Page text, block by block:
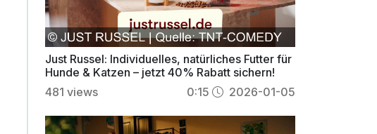
Just Russel: Individuelles, natürliches Futter für
Hunde & Katzen – jetzt 40% Rabatt sichern!
481 views 0:15 2026-01-05